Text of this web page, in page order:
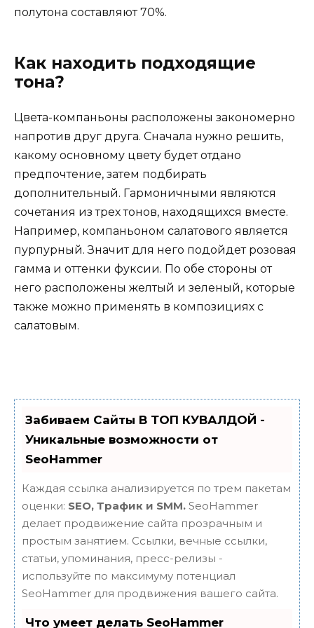
полутона составляют 70%.
Как находить подходящие
тона?
Цвета-компаньоны расположены закономерно
напротив друг друга. Сначала нужно решить,
какому основному цвету будет отдано
предпочтение, затем подбирать
дополнительный. Гармоничными являются
сочетания из трех тонов, находящихся вместе.
Например, компаньоном салатового является
пурпурный. Значит для него подойдет розовая
гамма и оттенки фуксии. По обе стороны от
него расположены желтый и зеленый, которые
также можно применять в композициях с
салатовым.
Забиваем Сайты В ТОП КУВАЛДОЙ -
Уникальные возможности от
SeoHammer
Каждая ссылка анализируется по трем пакетам
оценки: SEO, Трафик и SMM. SeoHammer
делает продвижение сайта прозрачным и
простым занятием. Ссылки, вечные ссылки,
статьи, упоминания, пресс-релизы -
используйте по максимуму потенциал
SeoHammer для продвижения вашего сайта.
Что умеет делать SeoHammer